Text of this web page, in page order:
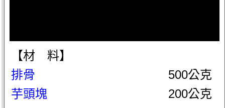
【材 料】
排骨
500公克
芋頭塊
200公克